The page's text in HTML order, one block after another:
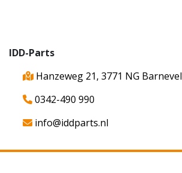
IDD-Parts
Hanzeweg 21, 3771 NG
0342-490 990
info@iddparts.nl